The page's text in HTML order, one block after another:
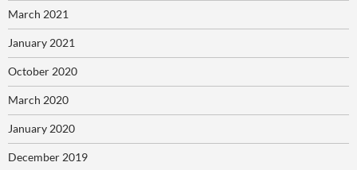
March 2021
January 2021
October 2020
March 2020
January 2020
December 2019